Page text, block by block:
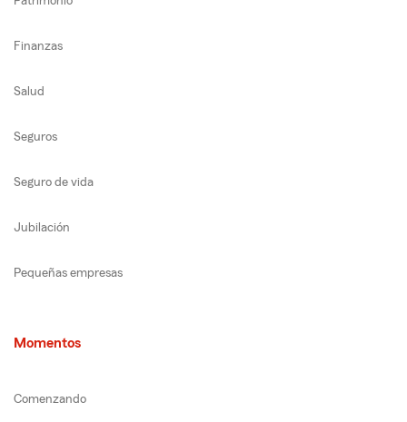
Finanzas
Salud
Seguros
Seguro de vida
Jubilación
Pequeñas empresas
Momentos
Comenzando